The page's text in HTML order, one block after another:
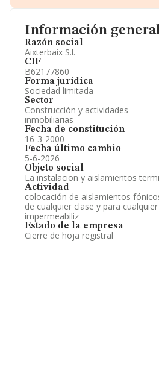
Información
Razón social
Aixterbaix S.l.
CIF
B62177860
Forma jurídica
Sociedad limitada
Sector
Construcción y actividades
inmobiliarias
Fecha de constitución
16-3-2000
Fecha último cambio
5-6-2026
Objeto social
La instalacion y aislamientos
Actividad
colocación de aislamientos
de cualquier clase y para
impermeabiliz
Estado de la empresa
Cierre de hoja registral
Información oficial y registral